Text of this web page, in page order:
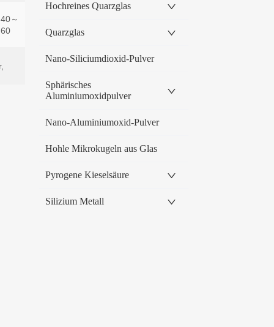
Hochreines Quarzglas
Quarzglas
Nano-Siliciumdioxid-Pulver
Sphärisches
Aluminiumoxidpulver
Nano-Aluminiumoxid-Pulver
Hohle Mikrokugeln aus Glas
Pyrogene Kieselsäure
Silizium Metall